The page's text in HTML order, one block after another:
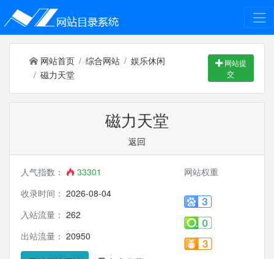
网站首页 综合网站
娱乐休闲
磁力天堂
网站提
交
磁力天堂
返回
人气指数：
33301
收录时间： 2026-08-04
入站流量： 262
出站流量： 20950
网站权重